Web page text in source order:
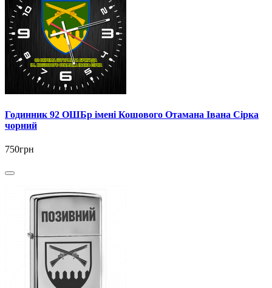
Годинник 92 ОШБр імені Кошового Отамана Івана Сірка
чорний
750грн